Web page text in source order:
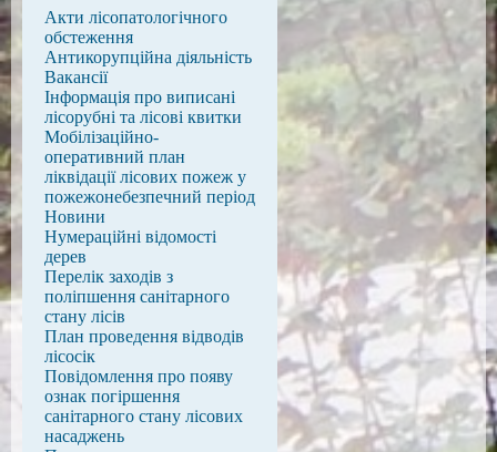
Акти лісопатологічного
обстеження
Антикорупційна діяльність
Вакансії
Інформація про виписані
лісорубні та лісові квитки
Мобілізаційно-
оперативний план
ліквідації лісових пожеж у
пожежонебезпечний період
Новини
Нумераційні відомості
дерев
Перелік заходів з
поліпшення санітарного
стану лісів
План проведення відводів
лісосік
Повідомлення про появу
ознак погіршення
санітарного стану лісових
насаджень